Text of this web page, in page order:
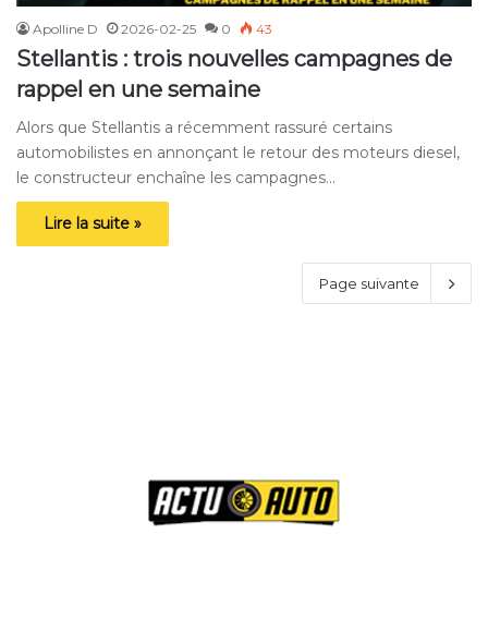
Apolline D 2026-02-25 0 43
Stellantis : trois nouvelles campagnes de
rappel en une semaine
Alors que Stellantis a récemment rassuré certains
automobilistes en annonçant le retour des moteurs diesel,
le constructeur enchaîne les campagnes…
Lire la suite »
Page suivante